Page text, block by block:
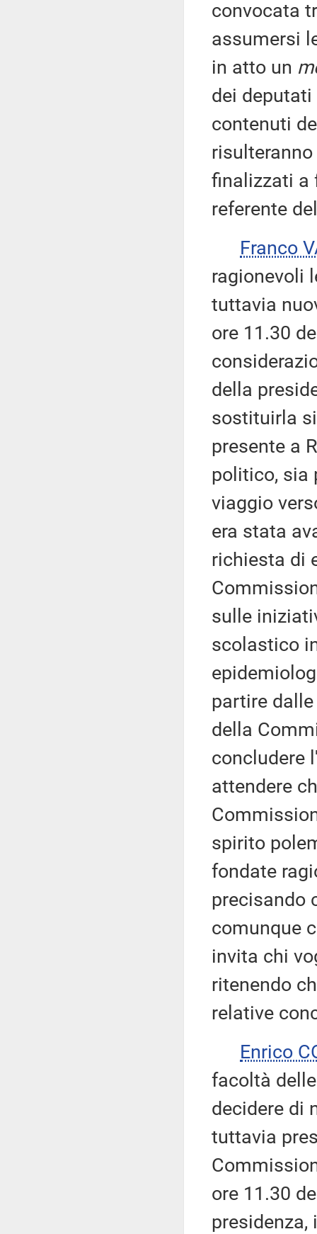
convocata
assumersi
in atto un
dei
contenuti
finalizzati a
referente
Franco
ragionevoli
tuttavia
ore 11.30
della
sostituirla
presente a
politico, sia
viaggio
era stata
richiesta di
sulle
scolastico
partire
della
concludere
attendere
spirito
fondate
precisando
comunque
invita chi
ritenendo
relative
Enrico
facoltà
decidere di
tuttavia
ore 11.30
presidenza,